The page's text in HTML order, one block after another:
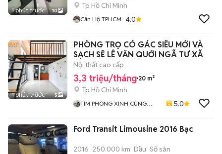
1 phút trước 10
Tp Hồ Chí Minh
Căn Hộ TPHCM 4.0
1 phút trước 5
PHÒNG TRỌ CÓ GÁC SIÊU MỚI VÀ
SẠCH SẼ LÊ VĂN QUỚI NGÃ TƯ XÃ
Nội thất cao cấp
3,3 triệu/tháng 20 m²
Tp Hồ Chí Minh
TÌM PHÒNG XINH CÙNG
5.0
Ford Transit Limousine 2016 Bạc
2016 250.000 km Dầu Số sàn